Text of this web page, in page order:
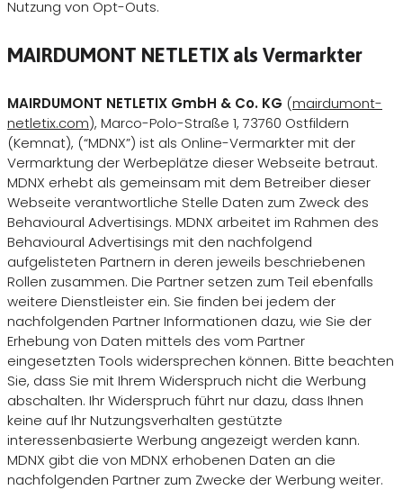
Nutzung von Opt-Outs.
MAIRDUMONT NETLETIX als Vermarkter
MAIRDUMONT NETLETIX GmbH & Co. KG (mairdumont-
netletix.com), Marco-Polo-Straße 1, 73760 Ostfildern
(Kemnat), (“MDNX”) ist als Online-Vermarkter mit der
Vermarktung der Werbeplätze dieser Webseite betraut.
MDNX erhebt als gemeinsam mit dem Betreiber dieser
Webseite verantwortliche Stelle Daten zum Zweck des
Behavioural Advertisings. MDNX arbeitet im Rahmen des
Behavioural Advertisings mit den nachfolgend
aufgelisteten Partnern in deren jeweils beschriebenen
Rollen zusammen. Die Partner setzen zum Teil ebenfalls
weitere Dienstleister ein. Sie finden bei jedem der
nachfolgenden Partner Informationen dazu, wie Sie der
Erhebung von Daten mittels des vom Partner
eingesetzten Tools widersprechen können. Bitte beachten
Sie, dass Sie mit Ihrem Widerspruch nicht die Werbung
abschalten. Ihr Widerspruch führt nur dazu, dass Ihnen
keine auf Ihr Nutzungsverhalten gestützte
interessenbasierte Werbung angezeigt werden kann.
MDNX gibt die von MDNX erhobenen Daten an die
nachfolgenden Partner zum Zwecke der Werbung weiter.